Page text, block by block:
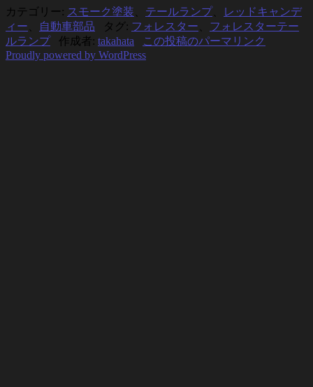
カテゴリー: スモーク塗装 テールランプ
レッドキャンデ
ィー
自動車部品 タグ: フォレスター
フォレスターテー
ルランプ 作成者: takahata
この投稿のパーマリンク
Proudly powered by WordPress